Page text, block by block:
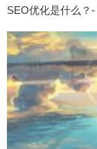
SEO优化是什么？